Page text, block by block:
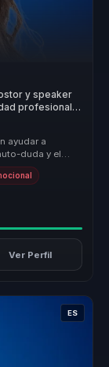
y speaker
profesional
ayudar a
duda y el
Ver Perfil
ES